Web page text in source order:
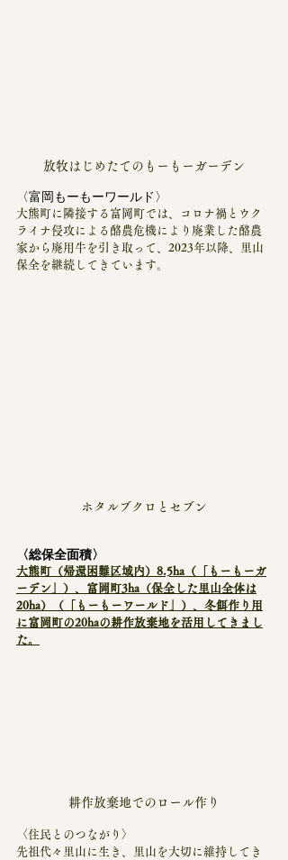
放牧はじめたてのもーもーガーデン
〈富岡もーもーワールド〉
大熊町に隣接する富岡町では、コロナ禍とウク
ライナ侵攻による酪農危機により廃業した酪農
家から廃用牛を引き取って、2023年以降、里山
保全を継続してきています。
ホタルブクロとセブン
〈総保全面積〉
大熊町（帰還困難区域内）8.5ha（「もーもーガ
ーデン」）、富岡町3ha（保全した里山全体は
20ha）（「もーもーワールド」）、冬餌作り用
に富岡町の20haの耕作放棄地を活用してきまし
た。
耕作放棄地でのロール作り
〈住民とのつながり〉
先祖代々里山に生き、里山を大切に維持してき